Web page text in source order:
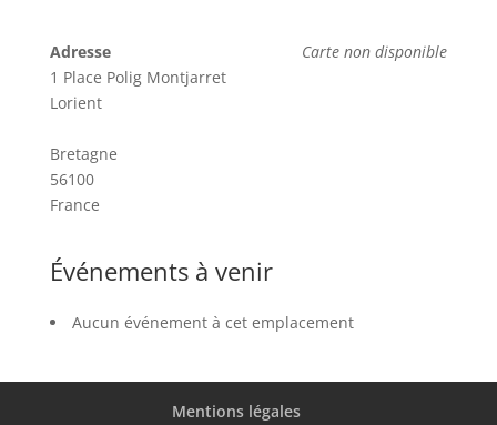
Carte non disponible
Adresse
1 Place Polig Montjarret
Lorient
Bretagne
56100
France
Événements à venir
Aucun événement à cet emplacement
Mentions légales